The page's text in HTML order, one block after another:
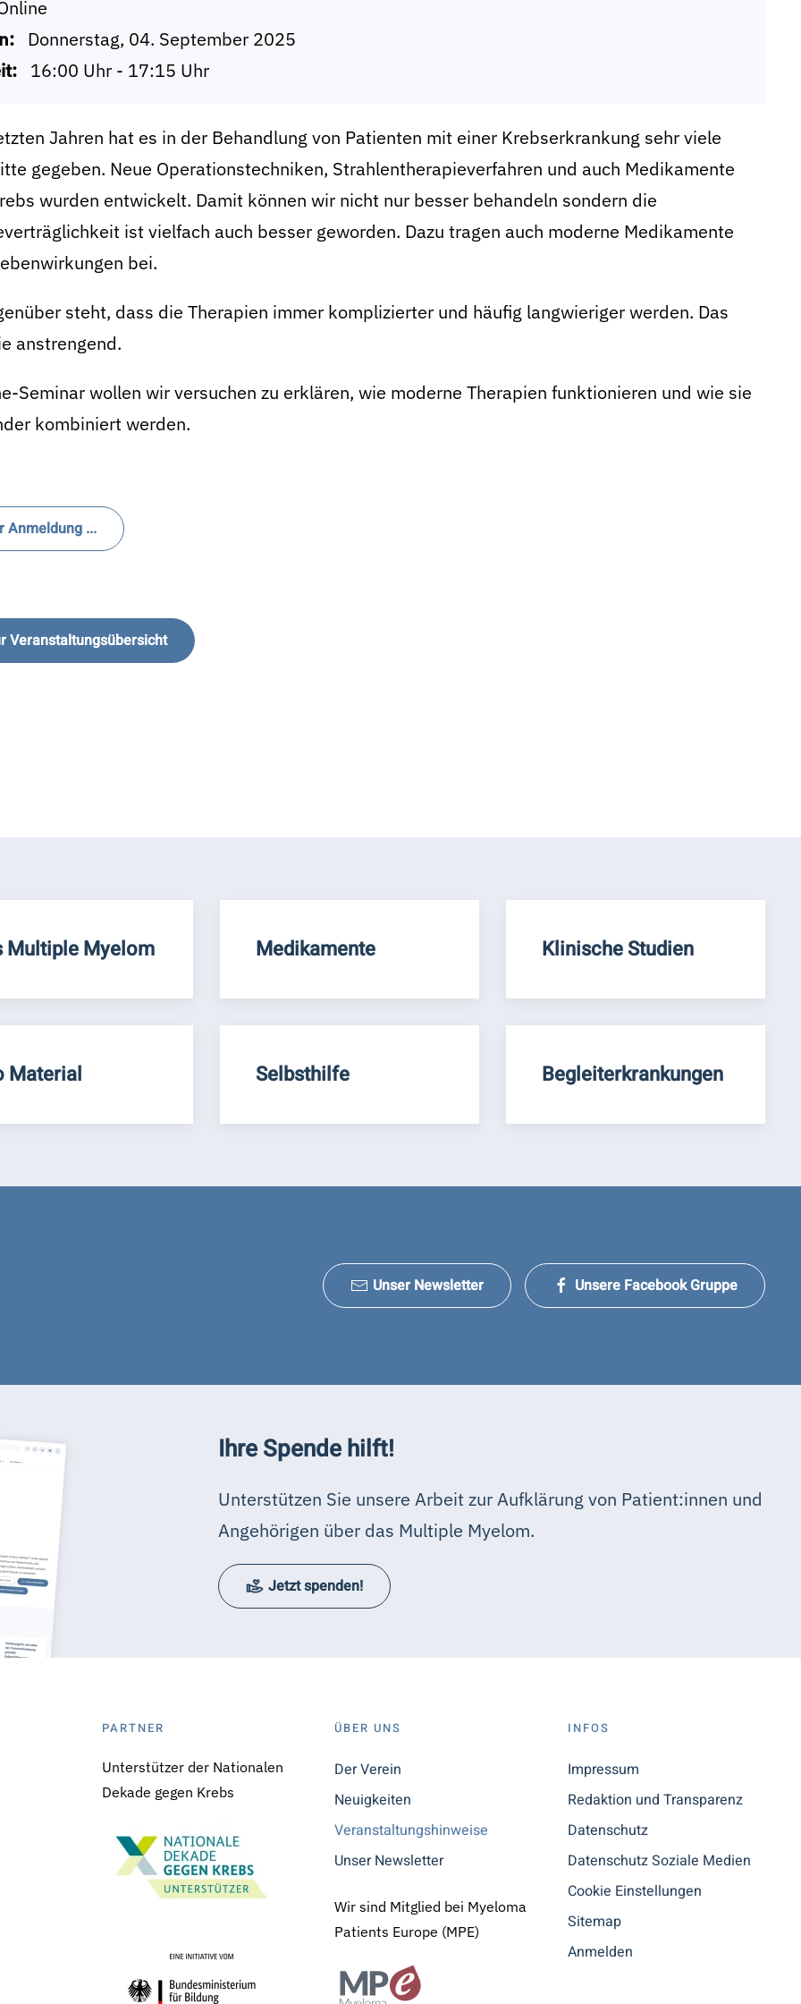
Donnerstag, 04. September 2025
16:00 Uhr - 17:15 Uhr
Jahren hat es in der Behandlung von Patienten mit einer Krebserkrankung sehr viele
gegeben. Neue Operationstechniken, Strahlentherapieverfahren und auch Medikamente
wurden entwickelt. Damit können wir nicht nur besser behandeln sondern die
ist vielfach auch besser geworden. Dazu tragen auch moderne Medikamente
bei.
steht, dass die Therapien immer komplizierter und häufig langwieriger werden. Das
anstrengend.
Seminar wollen wir versuchen zu erklären, wie moderne Therapien funktionieren und wie sie
kombiniert werden.
Anmeldung ...
Veranstaltungsübersicht
Multiple Myelom Medikamente Klinische Studien
Material Selbsthilfe Begleiterkrankungen
Unser Newsletter Unsere Facebook Gruppe
Ihre Spende hilft!
Unterstützen Sie unsere Arbeit zur Aufklärung von Patient:innen und
Angehörigen über das Multiple Myelom.
Jetzt spenden!
PARTNER
Unterstützer der Nationalen
Dekade gegen Krebs
ÜBER UNS
Der Verein
Neuigkeiten
Veranstaltungshinweise
Unser Newsletter
Wir sind Mitglied bei Myeloma
Patients Europe (MPE)
INFOS
Impressum
Redaktion und Transparenz
Datenschutz
Datenschutz Soziale Medien
Cookie Einstellungen
Sitemap
Anmelden